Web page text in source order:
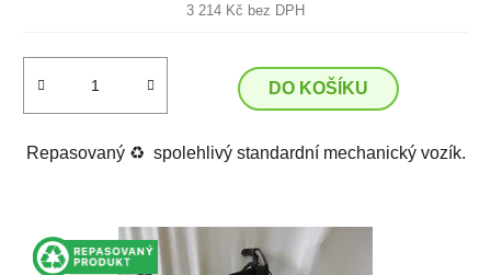
3 214 Kč bez DPH
DO KOŠÍKU
Repasovaný ♻️ spolehlivý standardní mechanický vozík.